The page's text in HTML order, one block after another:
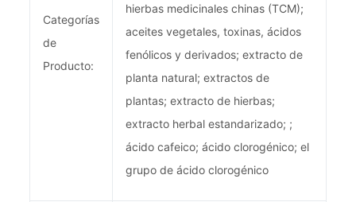
Categorías
de
Producto:
hierbas medicinales chinas (TCM);
aceites vegetales, toxinas, ácidos
fenólicos y derivados; extracto de
planta natural; extractos de
plantas; extracto de hierbas;
extracto herbal estandarizado; ;
ácido cafeico; ácido clorogénico; el
grupo de ácido clorogénico